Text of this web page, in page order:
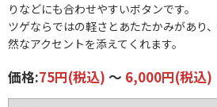
りなどにも合わせやすいボタンです。
ツゲならではの軽さとあたたかみがあり
然なアクセントを添えてくれます。
価格:75円(税込) ～ 6,000円(税込)